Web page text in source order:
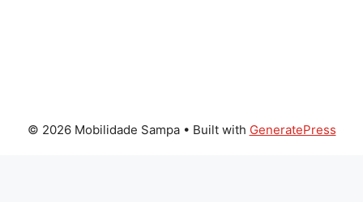
© 2026 Mobilidade Sampa• Built with GeneratePress